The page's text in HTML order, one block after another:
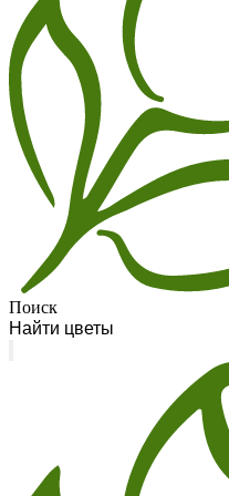
Поиск